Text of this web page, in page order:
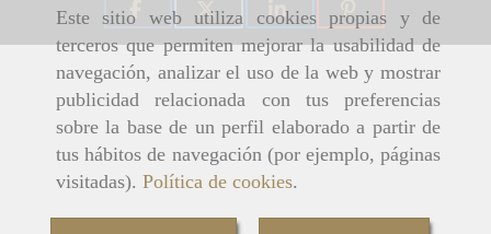
Este sitio web utiliza cookies propias y de
terceros que permiten mejorar la usabilidad de
navegación, analizar el uso de la web y mostrar
publicidad relacionada con tus preferencias
sobre la base de un perfil elaborado a partir de
tus hábitos de navegación (por ejemplo, páginas
visitadas). Política de cookies.